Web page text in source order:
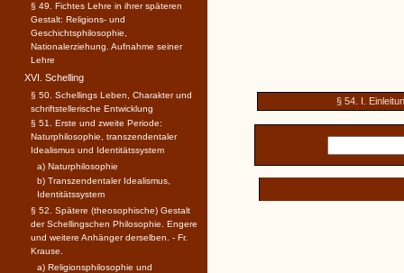
§ 54. I.
§ 49. Fichtes Lehre in ihrer späteren
Gestalt: Religions- und
Geschichtsphilosophie,
Nationalerziehung. Aufnahme seiner
Lehre
XVI. Schelling
§ 50. Schellings Leben, Charakter und
schriftstellerische Entwicklung
§ 51. Erste und zweite Periode:
Naturphilosophie, transzendentaler
Idealismus und Identitätssystem
a) Naturphilosophie
b) Transzendentaler Idealismus,
Identitätssystem
§ 52. Spätere (theosophische) Gestalt
der Schellingschen Philosophie. Engere
und weitere Anhänger derselben. - Fr.
Krause.
a) Religionsphilosophie und